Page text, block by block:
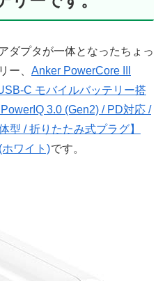
ダプタが一体となったちょっ
ー、 Anker PowerCore III
C モバイルバッテリー搭
3.0 (Gen2) / PD対応 /
型 / 折りたたみ式プラグ】
ワイト)です。